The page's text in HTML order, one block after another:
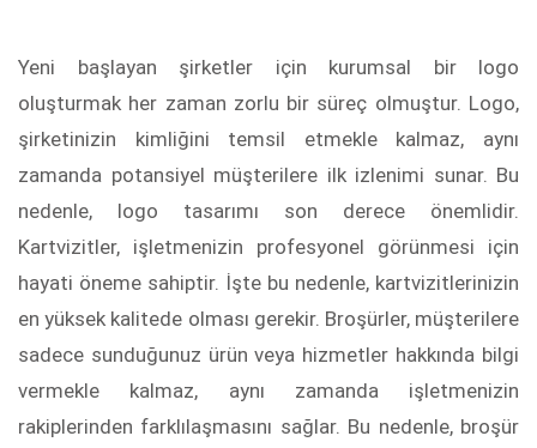
Yeni başlayan şirketler için kurumsal bir logo
oluşturmak her zaman zorlu bir süreç olmuştur. Logo,
şirketinizin kimliğini temsil etmekle kalmaz, aynı
zamanda potansiyel müşterilere ilk izlenimi sunar. Bu
nedenle, logo tasarımı son derece önemlidir.
Kartvizitler, işletmenizin profesyonel görünmesi için
hayati öneme sahiptir. İşte bu nedenle, kartvizitlerinizin
en yüksek kalitede olması gerekir. Broşürler, müşterilere
sadece sunduğunuz ürün veya hizmetler hakkında bilgi
vermekle kalmaz, aynı zamanda işletmenizin
rakiplerinden farklılaşmasını sağlar. Bu nedenle, broşür